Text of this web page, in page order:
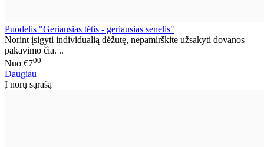
Puodelis "Geriausias tėtis - geriausias senelis"
Norint įsigyti individualią dėžutę, nepamirškite užsakyti dovanos
pakavimo čia. ..
Nuo €700
Daugiau
Į norų sąrašą